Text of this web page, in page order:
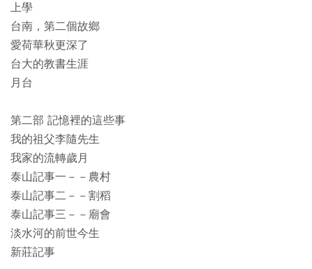
上學
台南，第二個故鄉
愛荷華秋更深了
台大的教書生涯
月台
第二部 記憶裡的這些事
我的祖父李隨先生
我家的流轉歲月
泰山記事一－－農村
泰山記事二－－割稻
泰山記事三－－廟會
淡水河的前世今生
新莊記事